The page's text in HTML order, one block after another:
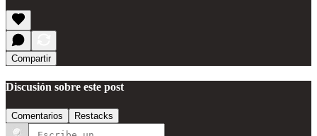
Compartir
Discusión sobre este post
Comentarios Restacks